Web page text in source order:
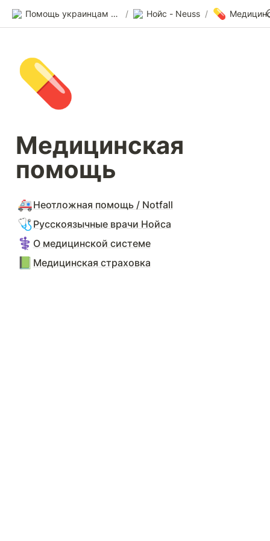
Помощь украинцам в Германии / Нойс - Neuss / 💊
💊
Медицинская
помощь
🚑Неотложная помощь / Notfall
🩺Русскоязычные врачи Нойсa
⚕️ О медицинской системе
📗 Медицинская страховка